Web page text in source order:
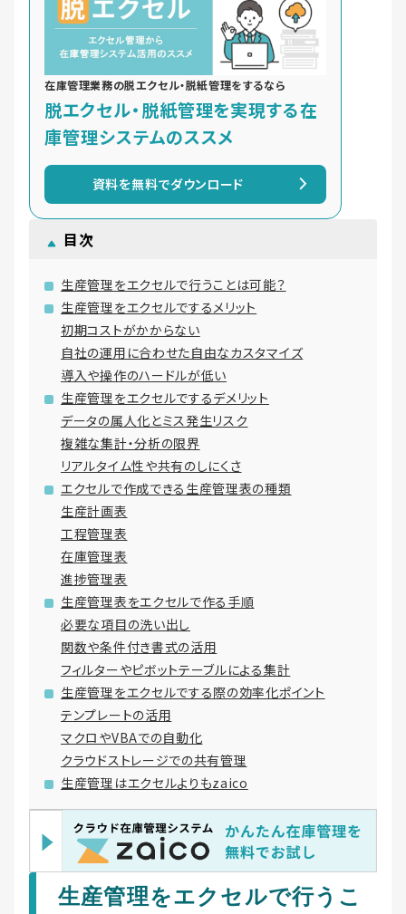
在庫管理業務の脱エクセル・脱紙管理をするなら
脱エクセル・脱紙管理を実現する在
庫管理システムのススメ
資料を無料でダウンロード
目次
生産管理をエクセルで行うことは可能？
生産管理をエクセルでするメリット
初期コストがかからない
自社の運用に合わせた自由なカスタマイズ
導入や操作のハードルが低い
生産管理をエクセルでするデメリット
データの属人化とミス発生リスク
複雑な集計・分析の限界
リアルタイム性や共有のしにくさ
エクセルで作成できる生産管理表の種類
生産計画表
工程管理表
在庫管理表
進捗管理表
生産管理表をエクセルで作る手順
必要な項目の洗い出し
関数や条件付き書式の活用
フィルターやピボットテーブルによる集計
生産管理をエクセルでする際の効率化ポイント
テンプレートの活用
マクロやVBAでの自動化
クラウドストレージでの共有管理
生産管理はエクセルよりもzaico
生産管理をエクセルで行うこ